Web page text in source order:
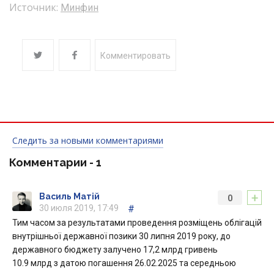
Источник: Минфин
Комментировать
Следить за новыми комментариями
Комментарии - 1
+
0
Василь Матій
30 июля 2019, 17:49
#
Тим часом за результатами проведення розміщень облігацій
внутрішньої державної позики 30 липня 2019 року, до
державного бюджету залучено 17,2 млрд гривень
10.9 млрд з датою погашення 26.02.2025 та середньою